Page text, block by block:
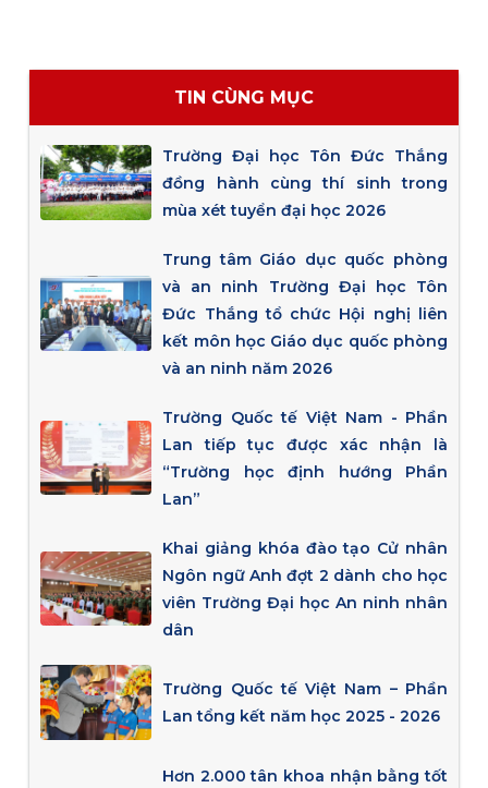
TIN CÙNG MỤC
Trường Đại học Tôn Đức Thắng
đồng hành cùng thí sinh trong
mùa xét tuyển đại học 2026
Trung tâm Giáo dục quốc phòng
và an ninh Trường Đại học Tôn
Đức Thắng tổ chức Hội nghị liên
kết môn học Giáo dục quốc phòng
và an ninh năm 2026
Trường Quốc tế Việt Nam - Phần
Lan tiếp tục được xác nhận là
“Trường học định hướng Phần
Lan”
Khai giảng khóa đào tạo Cử nhân
Ngôn ngữ Anh đợt 2 dành cho học
viên Trường Đại học An ninh nhân
dân
Trường Quốc tế Việt Nam – Phần
Lan tổng kết năm học 2025 - 2026
Hơn 2.000 tân khoa nhận bằng tốt